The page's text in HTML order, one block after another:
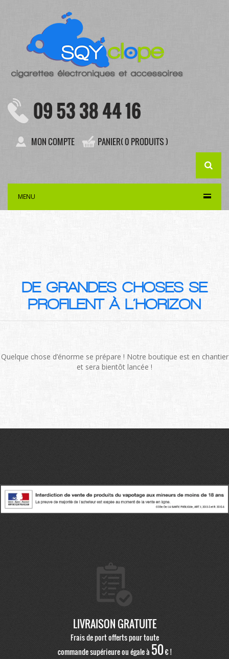
09 53 38 44 16
MON COMPTE PANIER( 0 PRODUITS )
MENU
DE GRANDES CHOSES SE
PROFILENT À L’HORIZON
Quelque chose d’énorme se prépare ! Notre boutique est en chantier
et sera bientôt lancée !
LIVRAISON GRATUITE
Frais de port offerts pour toute
commande supérieure ou égale à 50€ !